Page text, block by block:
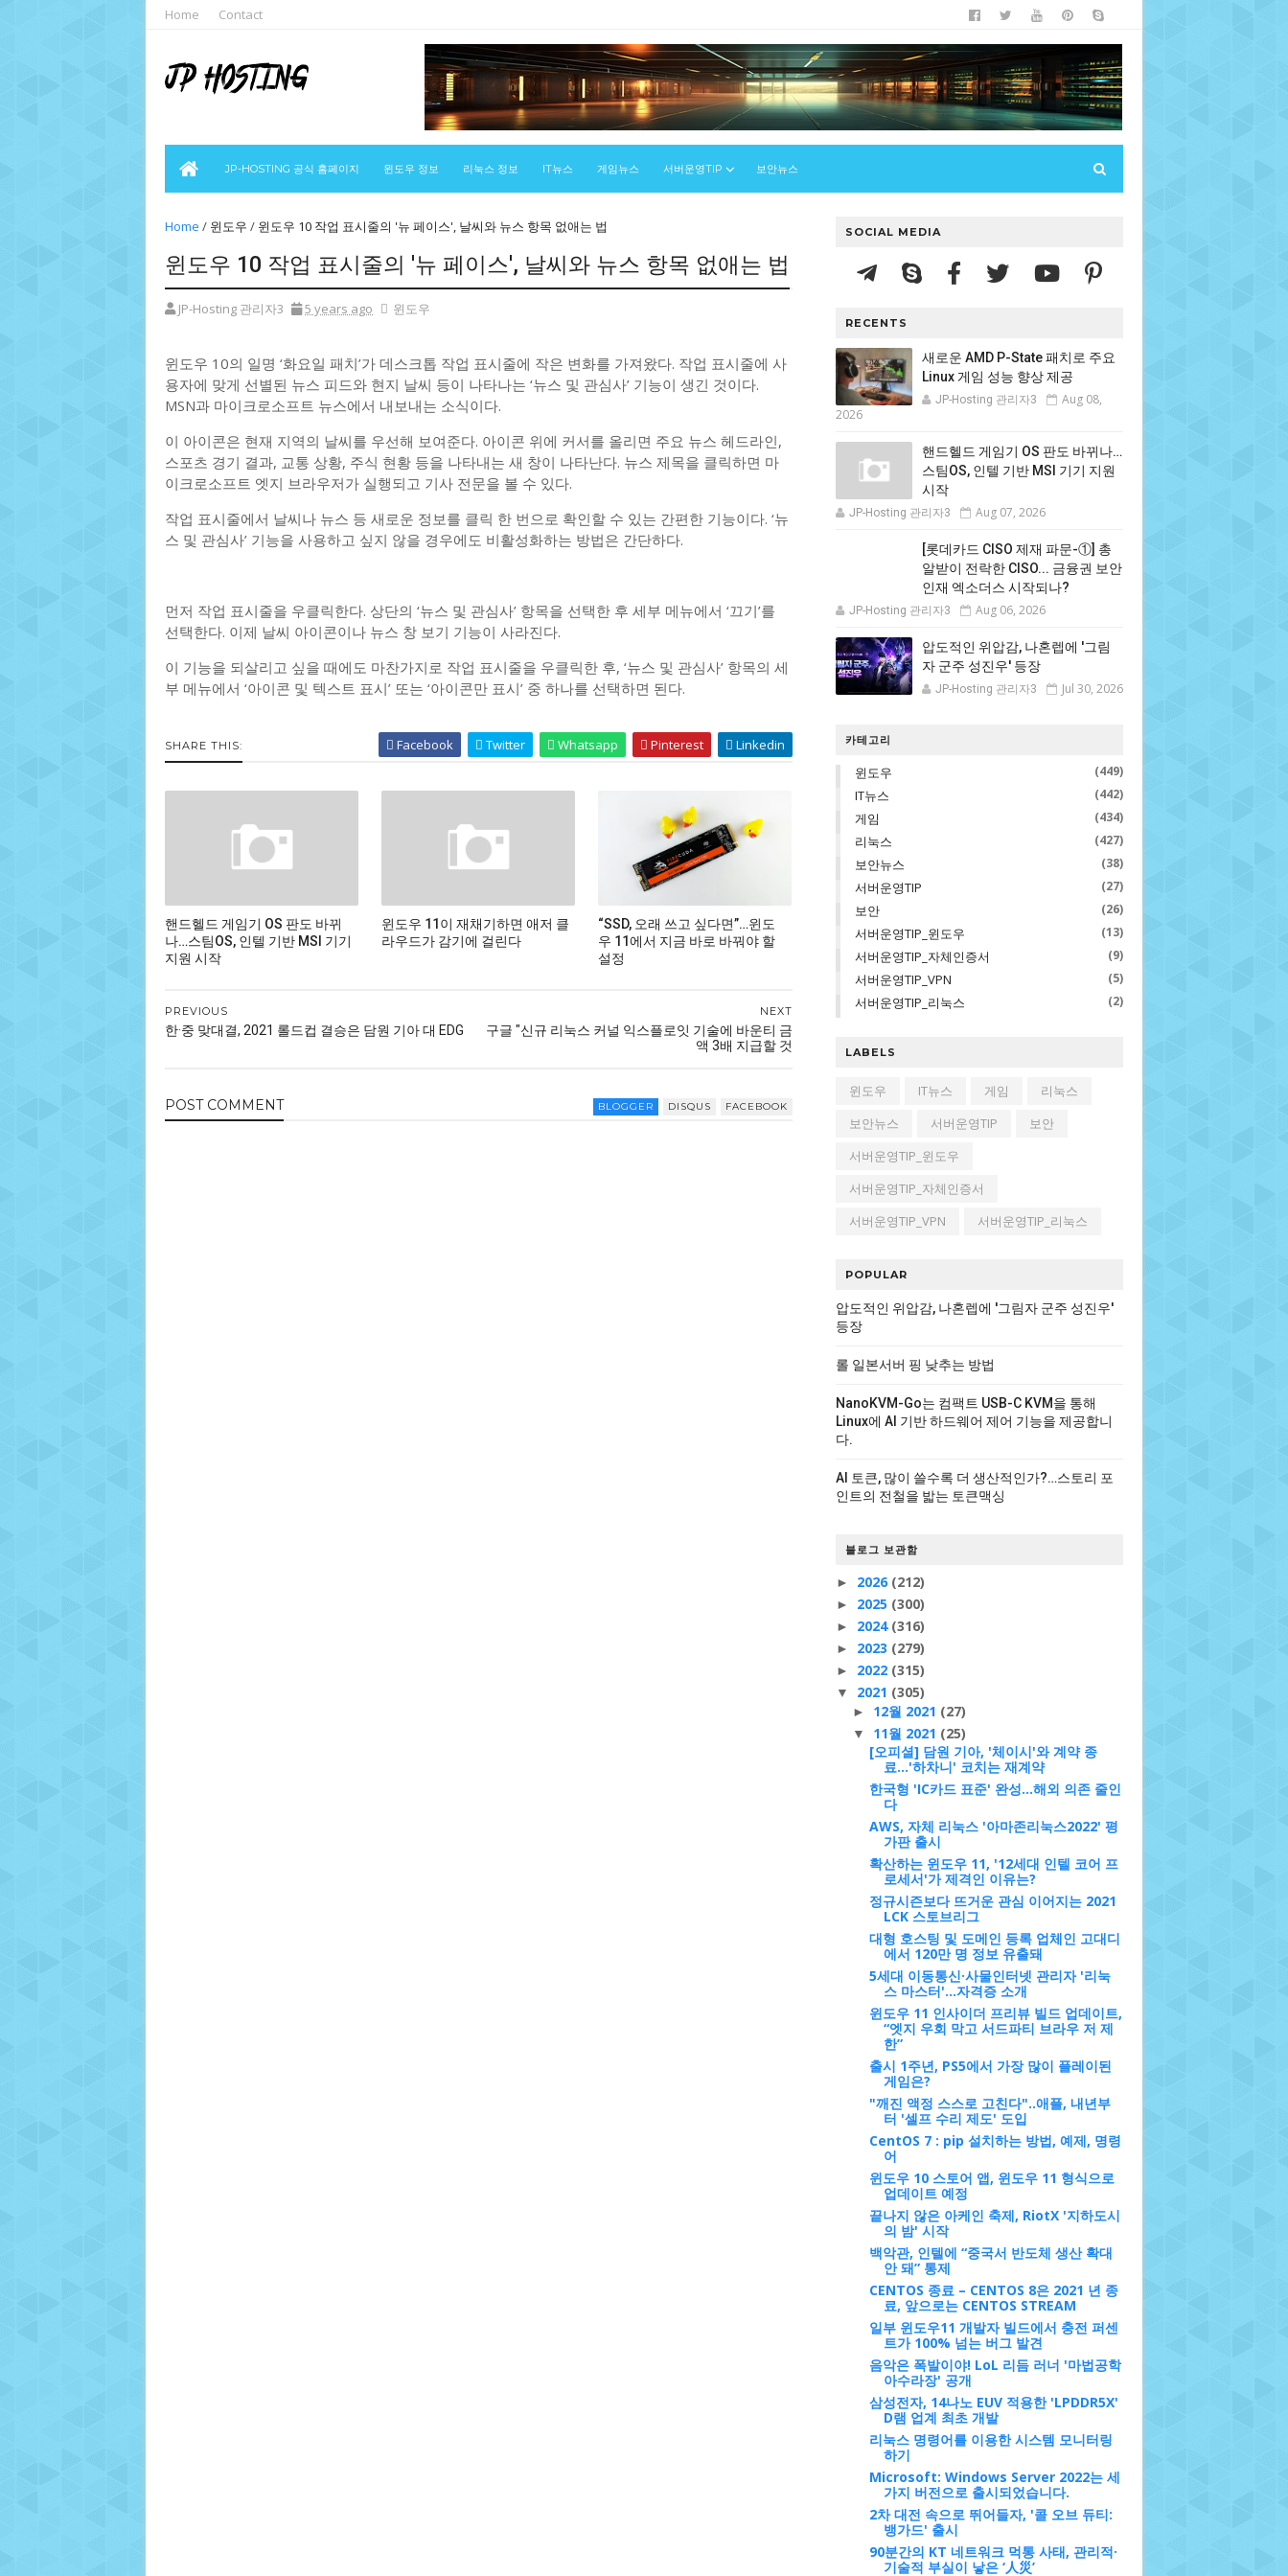
Home Contact
JP-HOSTING 공식 홈페이지 윈도우 정보 리눅스 정보 IT뉴스 게임뉴스 서버운영TIP 보안뉴스
Home / 윈도우 / 윈도우 10 작업 표시줄의 '뉴 페이스', 날씨와 뉴스 항목 없애는 법
윈도우 10 작업 표시줄의 '뉴 페이스', 날씨와 뉴스 항목 없애는 법
JP-Hosting 관리자3 5 years ago 윈도우
윈도우 10의 일명 ‘화요일 패치’가 데스크톱 작업 표시줄에 작은 변화를 가져왔다. 작업 표시줄에 사
용자에 맞게 선별된 뉴스 피드와 현지 날씨 등이 나타나는 ‘뉴스 및 관심사’ 기능이 생긴 것이다.
MSN과 마이크로소프트 뉴스에서 내보내는 소식이다.
이 아이콘은 현재 지역의 날씨를 우선해 보여준다. 아이콘 위에 커서를 올리면 주요 뉴스 헤드라인,
스포츠 경기 결과, 교통 상황, 주식 현황 등을 나타내는 새 창이 나타난다. 뉴스 제목을 클릭하면 마
이크로소프트 엣지 브라우저가 실행되고 기사 전문을 볼 수 있다.
작업 표시줄에서 날씨나 뉴스 등 새로운 정보를 클릭 한 번으로 확인할 수 있는 간편한 기능이다. ‘뉴
스 및 관심사’ 기능을 사용하고 싶지 않을 경우에도 비활성화하는 방법은 간단하다.
먼저 작업 표시줄을 우클릭한다. 상단의 ‘뉴스 및 관심사’ 항목을 선택한 후 세부 메뉴에서 ‘끄기’를
선택한다. 이제 날씨 아이콘이나 뉴스 창 보기 기능이 사라진다.
이 기능을 되살리고 싶을 때에도 마찬가지로 작업 표시줄을 우클릭한 후, ‘뉴스 및 관심사’ 항목의 세
부 메뉴에서 ‘아이콘 및 텍스트 표시’ 또는 ‘아이콘만 표시’ 중 하나를 선택하면 된다.
SHARE THIS: Facebook Twitter Whatsapp Pinterest Linkedin
핸드헬드 게임기 OS 판도 바뀌
나…스팀OS, 인텔 기반 MSI 기기
지원 시작
윈도우 11이 재채기하면 애저 클
라우드가 감기에 걸린다
“SSD, 오래 쓰고 싶다면”…윈도
우 11에서 지금 바로 바꿔야 할
설정
NEXT
구글 "신규 리눅스 커널 익스플로잇 기술에 바운티 금
액 3배 지급할 것
PREVIOUS
한·중 맞대결, 2021 롤드컵 결승은 담원 기아 대 EDG
POST COMMENT BLOGGER DISQUS FACEBOOK
SOCIAL MEDIA
RECENTS
새로운 AMD P-State 패치로 주요
Linux 게임 성능 향상 제공
JP-Hosting 관리자3
Aug 08,
2026
핸드헬드 게임기 OS 판도 바뀌나…
스팀OS, 인텔 기반 MSI 기기 지원
시작
JP-Hosting 관리자3 Aug 07, 2026
[롯데카드 CISO 제재 파문-①] 총
알받이 전락한 CISO... 금융권 보안
인재 엑소더스 시작되나?
JP-Hosting 관리자3 Aug 06, 2026
압도적인 위압감, 나혼렙에 '그림
자 군주 성진우' 등장
JP-Hosting 관리자3 Jul 30, 2026
카테고리
윈도우 (449)
IT뉴스 (442)
게임 (434)
리눅스 (427)
보안뉴스 (38)
서버운영TIP (27)
보안 (26)
서버운영TIP_윈도우 (13)
서버운영TIP_자체인증서 (9)
서버운영TIP_VPN (5)
서버운영TIP_리눅스 (2)
LABELS
윈도우 IT뉴스 게임
리눅스
보안뉴스
서버운영TIP
보안
서버운영TIP_윈도우
서버운영TIP_자체인증서
서버운영TIP_VPN
서버운영TIP_리눅스
POPULAR
압도적인 위압감, 나혼렙에 '그림자 군주 성진우'
등장
롤 일본서버 핑 낮추는 방법
NanoKVM-Go는 컴팩트 USB-C KVM을 통해
Linux에 AI 기반 하드웨어 제어 기능을 제공합니
다.
AI 토큰, 많이 쓸수록 더 생산적인가?…스토리 포
인트의 전철을 밟는 토큰맥싱
블로그 보관함
► 2026 (212)
► 2025 (300)
► 2024 (316)
► 2023 (279)
► 2022 (315)
▼ 2021 (305)
► 12월 2021 (27)
▼ 11월 2021 (25)
[오피셜] 담원 기아, '체이시'와 계약 종
료…'하차니' 코치는 재계약
한국형 'IC카드 표준' 완성…해외 의존 줄인
다
AWS, 자체 리눅스 '아마존리눅스2022' 평
가판 출시
확산하는 윈도우 11, '12세대 인텔 코어 프
로세서'가 제격인 이유는?
정규시즌보다 뜨거운 관심 이어지는 2021
LCK 스토브리그
대형 호스팅 및 도메인 등록 업체인 고대디
에서 120만 명 정보 유출돼
5세대 이동통신·사물인터넷 관리자 '리눅
스 마스터'...자격증 소개
윈도우 11 인사이더 프리뷰 빌드 업데이트,
“엣지 우회 막고 서드파티 브라우 저 제
한”
출시 1주년, PS5에서 가장 많이 플레이된
게임은?
"깨진 액정 스스로 고친다"..애플, 내년부
터 '셀프 수리 제도' 도입
CentOS 7 : pip 설치하는 방법, 예제, 명령
어
윈도우 10 스토어 앱, 윈도우 11 형식으로
업데이트 예정
끝나지 않은 아케인 축제, RiotX '지하도시
의 밤' 시작
백악관, 인텔에 “중국서 반도체 생산 확대
안 돼” 통제
CENTOS 종료 – CENTOS 8은 2021 년 종
료, 앞으로는 CENTOS STREAM
일부 윈도우11 개발자 빌드에서 충전 퍼센
트가 100% 넘는 버그 발견
음악은 폭발이야! LoL 리듬 러너 '마법공학
아수라장' 공개
삼성전자, 14나노 EUV 적용한 'LPDDR5X'
D램 업계 최초 개발
리눅스 명령어를 이용한 시스템 모니터링
하기
Microsoft: Windows Server 2022는 세
가지 버전으로 출시되었습니다.
2차 대전 속으로 뛰어들자, '콜 오브 듀티:
뱅가드' 출시
90분간의 KT 네트워크 먹통 사태, 관리적·
기술적 부실이 낳은 ‘人災’